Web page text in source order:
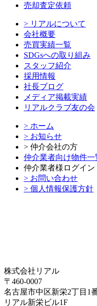
売却査定依頼
> リアルについて
会社概要
売買実績一覧
SDGsへの取り組み
スタッフ紹介
採用情報
社長ブログ
メディア掲載実績
リアルクラブ友の会
> ホーム
> お知らせ
> 仲介会社の方
仲介業者向け物件一
仲介業者様ログイン
> お問い合わせ
> 個人情報保護方針
株式会社リアル
〒460-0007
名古屋市中区新栄2丁目1
リアル新栄ビル1F